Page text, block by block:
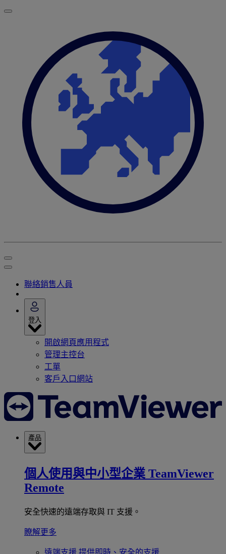
聯絡銷售人員
登入
開啟網頁應用程式
管理主控台
工單
客戶入口網站
產品
個人使用與中小型企業 TeamViewer
Remote
安全快速的遠端存取與 IT 支援。
瞭解更多
遠端支援 提供即時、安全的支援